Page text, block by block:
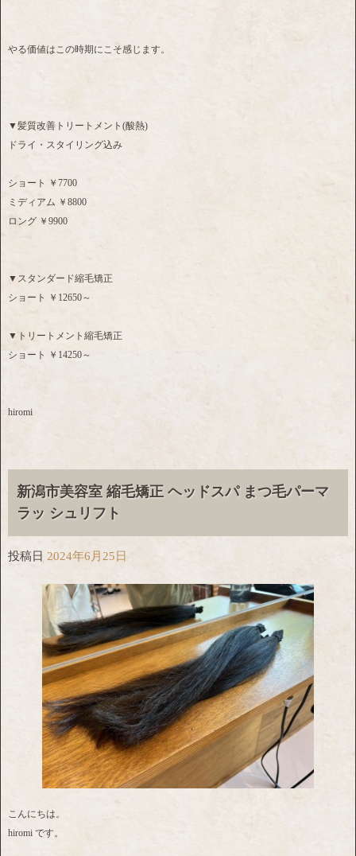
やる価値はこの時期にこそ感じます。
▼髪質改善トリートメント(酸熱)
ドライ・スタイリング込み
ショート ￥7700
ミディアム ￥8800
ロング ￥9900
▼スタンダード縮毛矯正
ショート ￥12650～
▼トリートメント縮毛矯正
ショート ￥14250～
hiromi
新潟市美容室 縮毛矯正 ヘッドスパ まつ毛パーマ
ラッ シュリフト
投稿日 2024年6月25日
こんにちは。
hiromi です。